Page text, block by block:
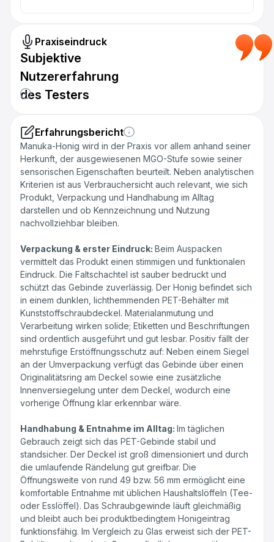
Praxiseindruck
Subjektive
Nutzererfahrung
des Testers
Erfahrungsbericht
Manuka-Honig wird in der Praxis vor allem anhand seiner
Herkunft, der ausgewiesenen MGO-Stufe sowie seiner
sensorischen Eigenschaften beurteilt. Neben analytischen
Kriterien ist aus Verbrauchersicht auch relevant, wie sich
Produkt, Verpackung und Handhabung im Alltag
darstellen und ob Kennzeichnung und Nutzung
nachvollziehbar bleiben.
Verpackung & erster Eindruck: Beim Auspacken
vermittelt das Produkt einen stimmigen und funktionalen
Eindruck. Die Faltschachtel ist sauber bedruckt und
schützt das Gebinde zuverlässig. Der Honig befindet sich
in einem dunklen, lichthemmenden PET-Behälter mit
Kunststoffschraubdeckel. Materialanmutung und
Verarbeitung wirken solide; Etiketten und Beschriftungen
sind ordentlich ausgeführt und gut lesbar. Positiv fällt der
mehrstufige Erstöffnungsschutz auf: Neben einem Siegel
an der Umverpackung verfügt das Gebinde über einen
Originalitätsring am Deckel sowie eine zusätzliche
Innenversiegelung unter dem Deckel, wodurch eine
vorherige Öffnung klar erkennbar wäre.
Handhabung & Entnahme im Alltag: Im täglichen
Gebrauch zeigt sich das PET-Gebinde stabil und
standsicher. Der Deckel ist groß dimensioniert und durch
die umlaufende Rändelung gut greifbar. Die
Öffnungsweite von rund 49 bzw. 56 mm ermöglicht eine
komfortable Entnahme mit üblichen Haushaltslöffeln (Tee-
oder Esslöffel). Das Schraubgewinde läuft gleichmäßig
und bleibt auch bei produktbedingtem Honigeintrag
funktionsfähig. Im Vergleich zu Glas erweist sich der PET-